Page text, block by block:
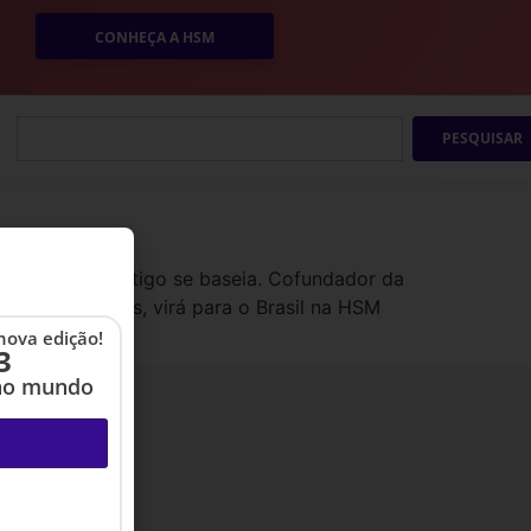
CONHEÇA A HSM
PESQUISAR
este artigo se baseia. Cofundador da
inovações, virá para o Brasil na HSM
edição!
mundo